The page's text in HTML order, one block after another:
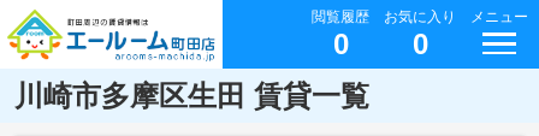
閲覧履歴
0
お気に入り
0
メニュー
川崎市多摩区生田 賃貸一覧